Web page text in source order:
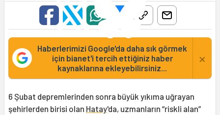
Haberlerimizi Google'da daha sık görmek
için bianet'i tercih ettiğiniz haber
kaynaklarına ekleyebilirsiniz...
×
6 Şubat depremlerinden sonra büyük yıkıma uğrayan
şehirlerden birisi olan Hatay'da, uzmanların “riskli alan”